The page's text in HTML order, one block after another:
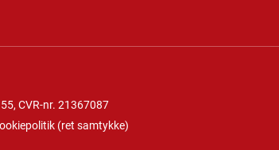
, CVR-nr. 21367087
(ret samtykke)